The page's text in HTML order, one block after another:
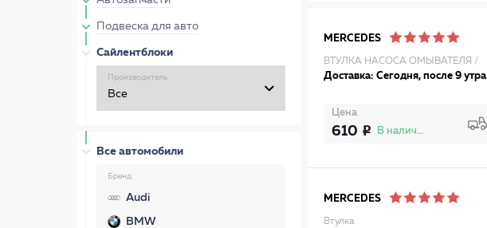
Подвеска для авто
Сайлентблоки
Производитель
Все автомобили
Бренд
Audi
BMW
MERCEDES
ВТУЛКА НАСОСА ОМЫВАТЕЛЯ /
Доставка: Сегодня, после 9 утра
Цена
610 В наличии
MERCEDES
Втулка